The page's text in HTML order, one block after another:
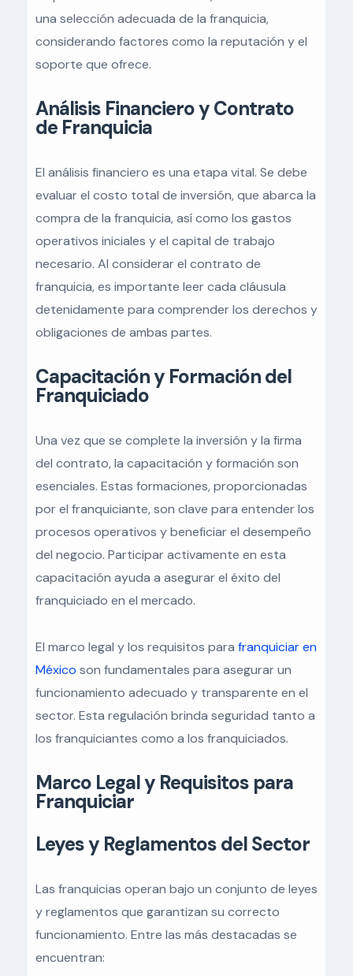
una selección adecuada de la franquicia,
considerando factores como la reputación y el
soporte que ofrece.
Análisis Financiero y Contrato
de Franquicia
El análisis financiero es una etapa vital. Se debe
evaluar el costo total de inversión, que abarca la
compra de la franquicia, así como los gastos
operativos iniciales y el capital de trabajo
necesario. Al considerar el contrato de
franquicia, es importante leer cada cláusula
detenidamente para comprender los derechos y
obligaciones de ambas partes.
Capacitación y Formación del
Franquiciado
Una vez que se complete la inversión y la firma
del contrato, la capacitación y formación son
esenciales. Estas formaciones, proporcionadas
por el franquiciante, son clave para entender los
procesos operativos y beneficiar el desempeño
del negocio. Participar activamente en esta
capacitación ayuda a asegurar el éxito del
franquiciado en el mercado.
El marco legal y los requisitos para franquiciar en
México son fundamentales para asegurar un
funcionamiento adecuado y transparente en el
sector. Esta regulación brinda seguridad tanto a
los franquiciantes como a los franquiciados.
Marco Legal y Requisitos para
Franquiciar
Leyes y Reglamentos del Sector
Las franquicias operan bajo un conjunto de leyes
y reglamentos que garantizan su correcto
funcionamiento. Entre las más destacadas se
encuentran: